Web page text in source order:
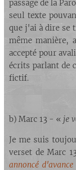
passage de la
seul texte
que j'ai à dire se
même manière,
accepté pour
écrits parlant de
fictif.
b) Marc 13 - « je
Je me suis
verset de Marc
annoncé d'avance